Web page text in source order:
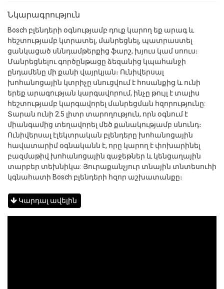
Նկարագրություն
Bosch բլենդերի օգնությամբ դուք կարող եք արագ և
հեշտությամբ կտրատել, մանրեցնել, պատրաստել
ցանկացած սննդամթերքից ֆարշ, խյուս կամ սոուս։
Մանրեցնելու գործընթացը ձեզանից կպահանջի
ընդամենը մի քանի վայրկյան։ Ունիվերսալ
խոհանոցային կտրիչը սնուցվում է հոսանքից և ունի
երեք արագության կարգավորում, ինչը թույլ է տալիս
հեշտությամբ կարգավորել մանրեցման հզորությունը:
Տարան ունի 2.5 լիտր տարողություն, որն օգնում է
միանգամից տեղավորել մեծ քանակությամբ սնունդ։
Ունիվերսալ էլեկտրական բլենդերը խոհանոցային
հավատարիմ օգնականն է, որը կարող է փոխարինել
բազմաթիվ խոհանոցային գաջեթներ և կենցաղային
տարբեր տեխնիկա: Յուրաքանչյուր տնային տնտեսուհի
կգնահատի Bosch բլենդերի հզոր աշխատանքը։
Կարդալ ավելին